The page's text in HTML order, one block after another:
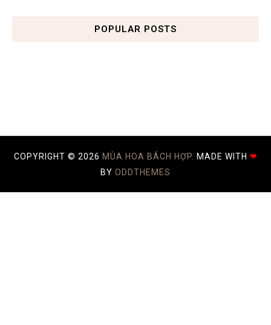
POPULAR POSTS
COPYRIGHT © 2026 MÙA HOA BÁCH HỢP. MADE WITH ❤
BY ODDTHEMES